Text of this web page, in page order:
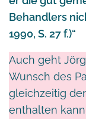
Behandlers
1990, S. 27 f.)“
Auch geht
Wunsch des
gleichzeitig
enthalten